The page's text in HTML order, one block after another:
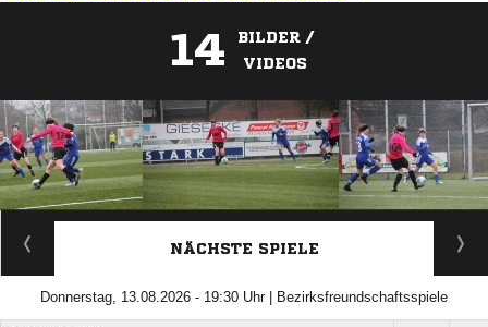
14
BILDER /
VIDEOS
ANZEIGE
NÄCHSTE SPIELE
Donnerstag, 13.08.2026 - 19:30 Uhr | Bezirksfreundschaftsspiele